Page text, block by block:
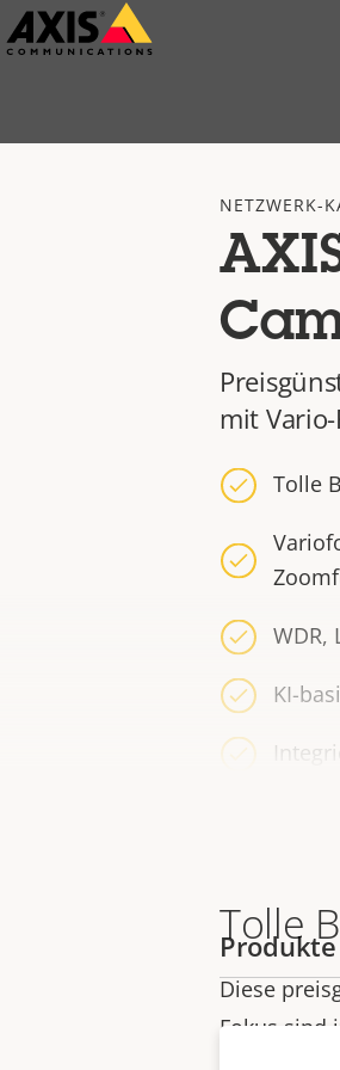
Zum
Hauptinhalt
NETZWERK-
mit
Tolle
WDR,
KI-
Tolle
Diese
Fokus sind
Produkte